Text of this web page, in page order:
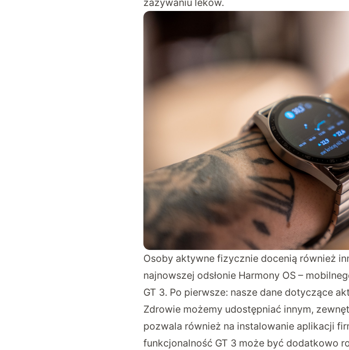
zażywaniu leków.
Osoby aktywne fizycznie docenią również
najnowszej odsłonie Harmony OS –
GT 3. Po pierwsze: nasze dane dotyczące
Zdrowie możemy udostępniać innym,
pozwala również na instalowanie aplikacji
funkcjonalność GT 3 może być dodatkowo